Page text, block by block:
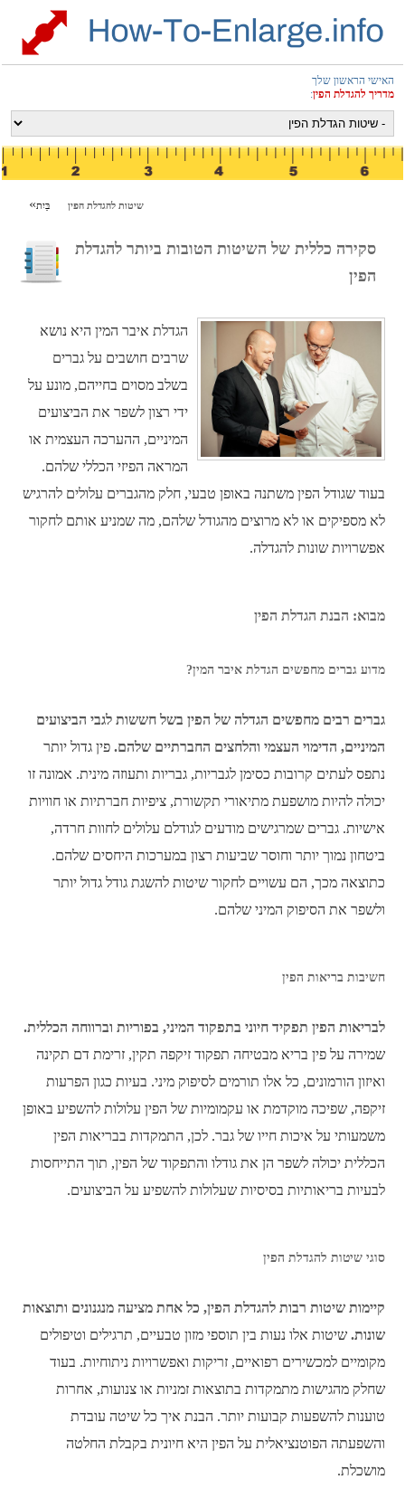
האישי הראשון שלך
מדריך להגדלת הפין:
בַּיִת שיטות להגדלת הפין
סקירה כללית של השיטות הטובות ביותר להגדלת
הפין
הגדלת איבר המין היא נושא
שרבים חושבים על גברים
בשלב מסוים בחייהם, מונע על
ידי רצון לשפר את הביצועים
המיניים, ההערכה העצמית או
המראה הפיזי הכללי שלהם.
בעוד שגודל הפין משתנה באופן טבעי, חלק מהגברים עלולים להרגיש
לא מספיקים או לא מרוצים מהגודל שלהם, מה שמניע אותם לחקור
אפשרויות שונות להגדלה.
מבוא: הבנת הגדלת הפין
מדוע גברים מחפשים הגדלת איבר המין?
גברים רבים מחפשים הגדלה של הפין בשל חששות לגבי הביצועים
המיניים, הדימוי העצמי והלחצים החברתיים שלהם. פין גדול יותר
נתפס לעתים קרובות כסימן לגבריות, גבריות ותעוזה מינית. אמונה זו
יכולה להיות מושפעת מתיאורי תקשורת, ציפיות חברתיות או חוויות
אישיות. גברים שמרגישים מודעים לגודלם עלולים לחוות חרדה,
ביטחון נמוך יותר וחוסר שביעות רצון במערכות היחסים שלהם.
כתוצאה מכך, הם עשויים לחקור שיטות להשגת גודל גדול יותר
ולשפר את הסיפוק המיני שלהם.
חשיבות בריאות הפין
לבריאות הפין תפקיד חיוני בתפקוד המיני, בפוריות וברווחה הכללית.
שמירה על פין בריא מבטיחה תפקוד זיקפה תקין, זרימת דם תקינה
ואיזון הורמונים, כל אלו תורמים לסיפוק מיני. בעיות כגון הפרעות
זיקפה, שפיכה מוקדמת או עקמומיות של הפין עלולות להשפיע באופן
משמעותי על איכות חייו של גבר. לכן, התמקדות בבריאות הפין
הכללית יכולה לשפר הן את גודלו והתפקוד של הפין, תוך התייחסות
לבעיות בריאותיות בסיסיות שעלולות להשפיע על הביצועים.
סוגי שיטות להגדלת הפין
קיימות שיטות רבות להגדלת הפין, כל אחת מציעה מנגנונים ותוצאות
שונות. שיטות אלו נעות בין תוספי מזון טבעיים, תרגילים וטיפולים
מקומיים למכשירים רפואיים, זריקות ואפשרויות ניתוחיות. בעוד
שחלק מהגישות מתמקדות בתוצאות זמניות או צנועות, אחרות
טוענות להשפעות קבועות יותר. הבנת איך כל שיטה עובדת
והשפעתה הפוטנציאלית על הפין היא חיונית בקבלת החלטה
מושכלת.